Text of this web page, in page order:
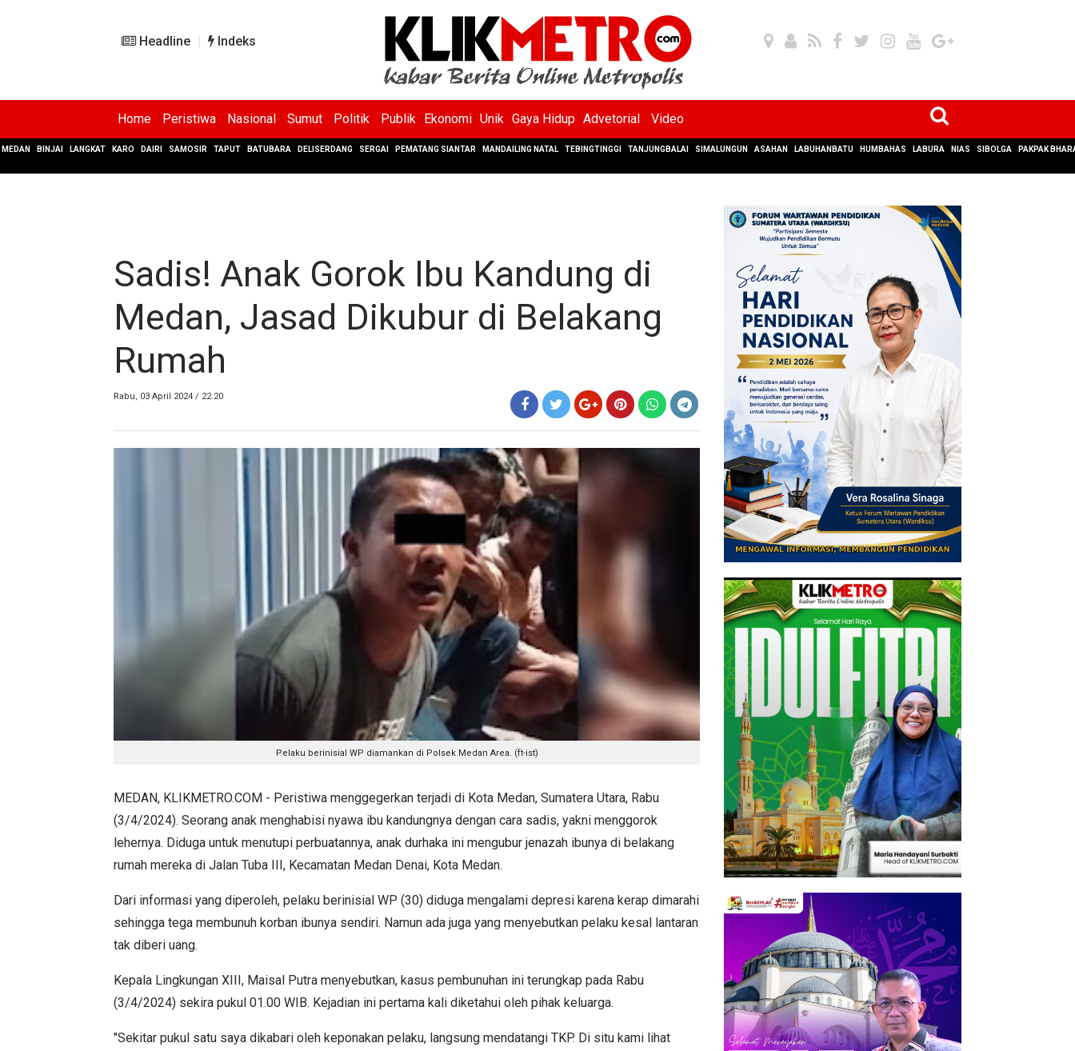
Headline Indeks
Home Peristiwa Nasional Sumut Politik Publik Ekonomi Unik Gaya Hidup Advetorial Video
MEDAN BINJAI LANGKAT KARO DAIRI SAMOSIR TAPUT BATUBARA DELISERDANG SERGAI PEMATANG SIANTAR MANDAILING NATAL TEBINGTINGGI TANJUNGBALAI SIMALUNGUN ASAHAN LABUHANBATU HUMBAHAS LABURA NIAS SIBOLGA PAKPAK
Sadis! Anak Gorok Ibu Kandung di
Medan, Jasad Dikubur di Belakang
Rumah
Rabu, 03 April 2024 / 22.20
Pelaku berinisial WP diamankan di Polsek Medan Area. (ft-ist)
MEDAN, KLIKMETRO.COM - Peristiwa menggegerkan terjadi di Kota Medan, Sumatera Utara, Rabu
(3/4/2024). Seorang anak menghabisi nyawa ibu kandungnya dengan cara sadis, yakni menggorok
lehernya. Diduga untuk menutupi perbuatannya, anak durhaka ini mengubur jenazah ibunya di belakang
rumah mereka di Jalan Tuba III, Kecamatan Medan Denai, Kota Medan.
Dari informasi yang diperoleh, pelaku berinisial WP (30) diduga mengalami depresi karena kerap dimarahi
sehingga tega membunuh korban ibunya sendiri. Namun ada juga yang menyebutkan pelaku kesal lantaran
tak diberi uang.
Kepala Lingkungan XIII, Maisal Putra menyebutkan, kasus pembunuhan ini terungkap pada Rabu
(3/4/2024) sekira pukul 01.00 WIB. Kejadian ini pertama kali diketahui oleh pihak keluarga.
"Sekitar pukul satu saya dikabari oleh keponakan pelaku, langsung mendatangi TKP. Di situ kami lihat